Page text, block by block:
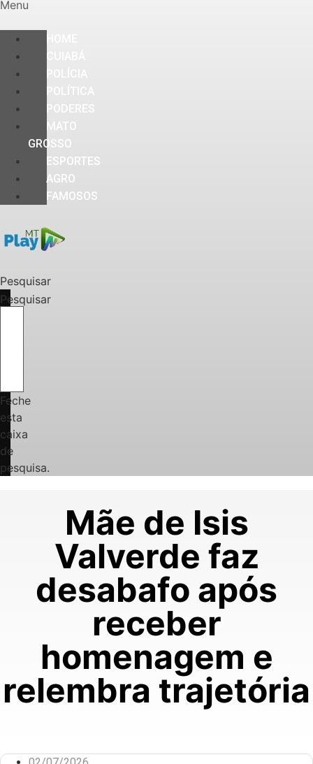
Menu
PODERES
MATO
GROSSO
ESPORTES
AGRO
FAMOSOS
Pesquisar
Pesquisar
Feche
esta
caixa
de
pesquisa.
Mãe de Isis
Valverde faz
desabafo após
receber
homenagem e
relembra trajetória